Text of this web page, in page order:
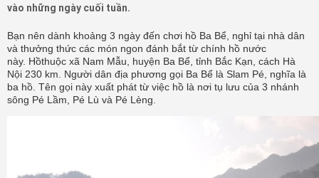
vào những ngày cuối tuần.
Bạn nên dành khoảng 3 ngày đến chơi hồ Ba Bể, nghỉ tại nhà dân
và thưởng thức các món ngon đánh bắt từ chính hồ nước
này. Hồthuộc xã Nam Mẫu, huyện Ba Bể, tỉnh Bắc Kạn, cách Hà
Nội 230 km. Người dân địa phương gọi Ba Bể là Slam Pé, nghĩa là
ba hồ. Tên gọi này xuất phát từ việc hồ là nơi tụ lưu của 3 nhánh
sông Pé Lầm, Pé Lù và Pé Lèng.